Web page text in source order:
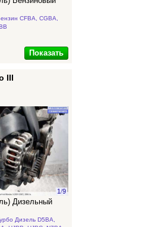
CFBA, CGBA,
Показать
III
1/9
Дизельный
Дизель D5BA,